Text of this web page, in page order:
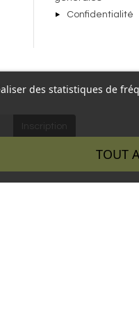
Confidentialité
des statistiques de
TOUT